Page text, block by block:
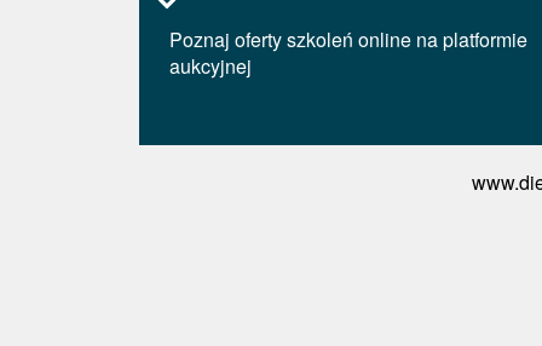
Poznaj oferty szkoleń online na platformie
aukcyjnej